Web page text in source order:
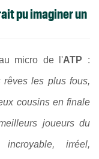
pu imaginer un
micro de l'ATP :
rêves les plus fous,
cousins en finale
joueurs du
irréel,